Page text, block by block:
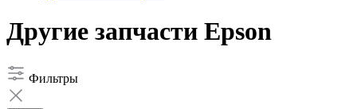
Другие запчасти Epson
Фильтры